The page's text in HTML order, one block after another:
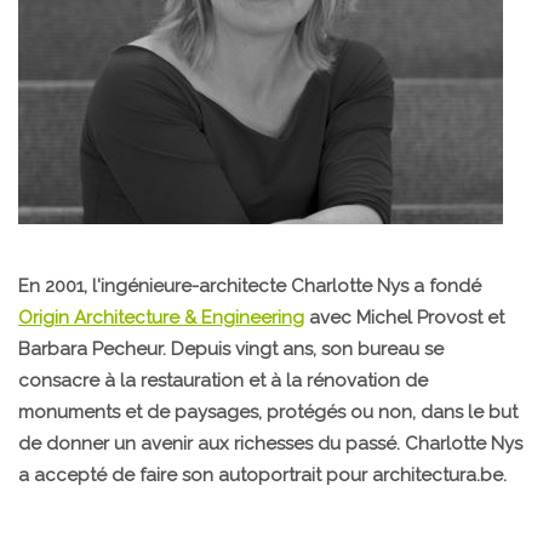
En 2001, l'ingénieure-architecte Charlotte Nys a fondé
Origin Architecture & Engineering avec Michel Provost et
Barbara Pecheur. Depuis vingt ans, son bureau se
consacre à la restauration et à la rénovation de
monuments et de paysages, protégés ou non, dans le but
de donner un avenir aux richesses du passé. Charlotte Nys
a accepté de faire son autoportrait pour architectura.be.